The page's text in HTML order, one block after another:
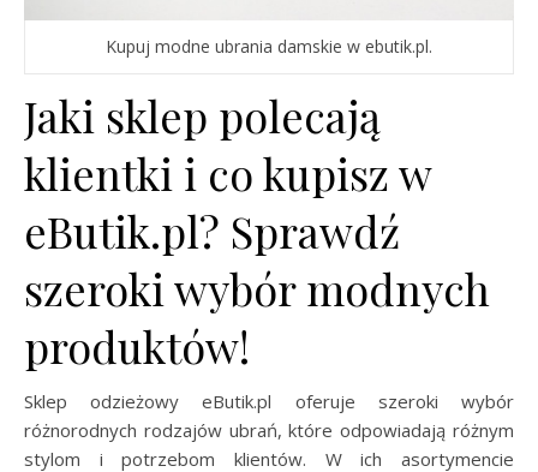
Kupuj modne ubrania damskie w ebutik.pl.
Jaki sklep polecają
klientki i co kupisz w
eButik.pl? Sprawdź
szeroki wybór modnych
produktów!
Sklep odzieżowy eButik.pl oferuje szeroki wybór
różnorodnych rodzajów ubrań, które odpowiadają różnym
stylom i potrzebom klientów. W ich asortymencie